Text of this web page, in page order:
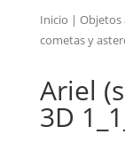
Inicio | Objetos
cometas y
Ariel
3D